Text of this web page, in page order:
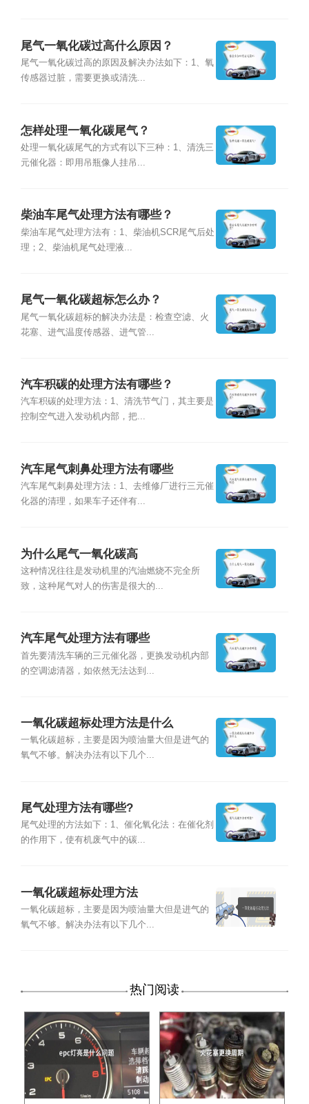
尾气一氧化碳过高什么原因？
尾气一氧化碳过高的原因及解决办法如下：1、氧
传感器过脏，需要更换或清洗...
怎样处理一氧化碳尾气？
处理一氧化碳尾气的方式有以下三种：1、清洗三
元催化器：即用吊瓶像人挂吊...
柴油车尾气处理方法有哪些？
柴油车尾气处理方法有：1、柴油机SCR尾气后处
理；2、柴油机尾气处理液...
尾气一氧化碳超标怎么办？
尾气一氧化碳超标的解决办法是：检查空滤、火
花塞、进气温度传感器、进气管...
汽车积碳的处理方法有哪些？
汽车积碳的处理方法：1、清洗节气门，其主要是
控制空气进入发动机内部，把...
汽车尾气刺鼻处理方法有哪些
汽车尾气刺鼻处理方法：1、去维修厂进行三元催
化器的清理，如果车子还伴有...
为什么尾气一氧化碳高
这种情况往往是发动机里的汽油燃烧不完全所
致，这种尾气对人的伤害是很大的...
汽车尾气处理方法有哪些
首先要清洗车辆的三元催化器，更换发动机内部
的空调滤清器，如依然无法达到...
一氧化碳超标处理方法是什么
一氧化碳超标，主要是因为喷油量大但是进气的
氧气不够。解决办法有以下几个...
尾气处理方法有哪些?
尾气处理的方法如下：1、催化氧化法：在催化剂
的作用下，使有机废气中的碳...
一氧化碳超标处理方法
一氧化碳超标，主要是因为喷油量大但是进气的
氧气不够。解决办法有以下几个...
热门阅读